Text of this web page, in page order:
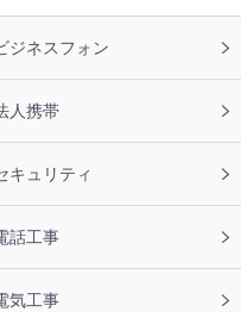
ジネスフォン
人携帯
キュリティ
話工事
気工事